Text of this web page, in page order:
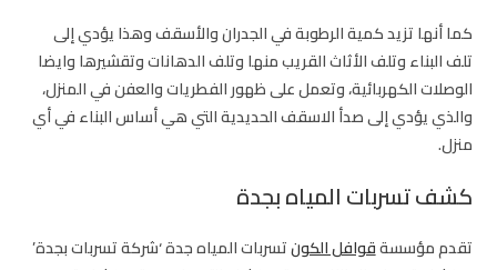
كما أنها تزيد كمية الرطوبة في الجدران والأسقف وهذا يؤدي إلى
تلف البناء وتلف الأثاث القريب منها وتلف الدهانات وتقشيرها وايضا
الوصلات الكهربائية، وتعمل على ظهور الفطريات والعفن في المنزل،
والذي يؤدي إلى صدأ الاسقف الحديدية التي هي أساس البناء في أي
منزل.
كشف تسربات المياه بجدة
تقدم مؤسسةقوافل الكونتسربات المياه جدة ‘شركة تسربات بجدة’